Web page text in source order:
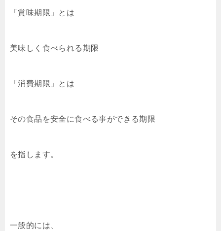
「賞味期限」とは
美味しく食べられる期限
「消費期限」とは
その食品を安全に食べる事ができる期限
を指します。
一般的には、